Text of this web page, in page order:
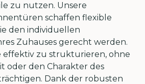
zu nutzen. Unsere
schaffen flexible
den individuellen
Zuhauses gerecht werden.
effektiv zu strukturieren, ohne
oder den Charakter des
Dank der robusten